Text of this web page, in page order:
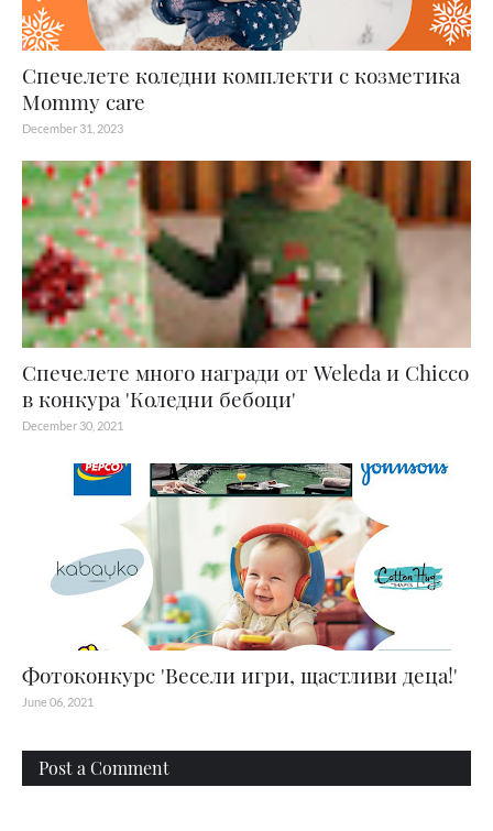
Спечелете коледни комплекти с козметика
Mommy care
December 31, 2023
Спечелете много награди от Weleda и Chicco
в конкура 'Коледни бебоци'
December 30, 2021
Фотоконкурс 'Весели игри, щастливи деца!'
June 06, 2021
Post a Comment